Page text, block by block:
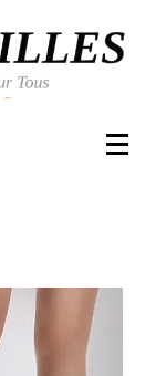
Se connecter